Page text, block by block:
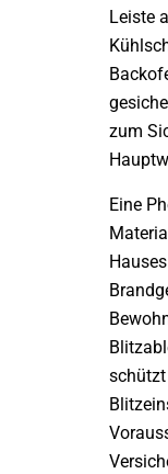
Leiste
zum
Eine